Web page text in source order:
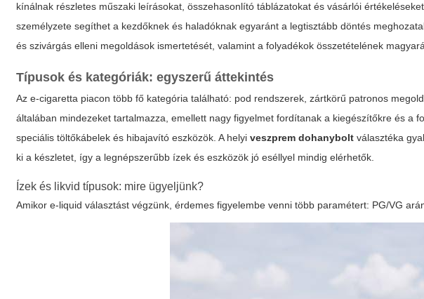
kínálnak részletes műszaki leírásokat, összehasonlító táblázatokat és vásárlói
személyzete segíthet a kezdőknek és haladóknak egyaránt a legtisztább döntés
és szivárgás elleni megoldások ismertetését, valamint a folyadékok összetételének
Típusok és kategóriák: egyszerű áttekintés
Az e-cigaretta piacon több fő kategória található: pod rendszerek ,zártkörű patronos
általában mindezeket tartalmazza, emellett nagy figyelmet fordítanak a kiegészítőkre és a
speciális töltőkábelek és hibajavító eszközök. A helyiveszprem dohanybolt választéka
ki a készletet, így a legnépszerűbb ízek és eszközök jó eséllyel mindig elérhetők.
Ízek és likvid típusok: mire ügyeljünk?
Amikor e-liquid választást végzünk, érdemes figyelembe venni több paramétert: PG/VG